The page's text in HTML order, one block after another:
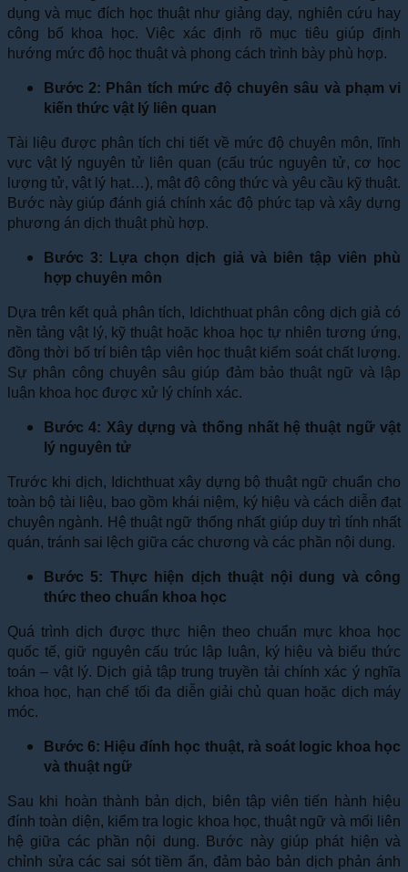
dụng và mục đích học thuật như giảng dạy, nghiên cứu hay
công bố khoa học. Việc xác định rõ mục tiêu giúp định
hướng mức độ học thuật và phong cách trình bày phù hợp.
Bước 2: Phân tích mức độ chuyên sâu và phạm vi
kiến thức vật lý liên quan
Tài liệu được phân tích chi tiết về mức độ chuyên môn, lĩnh
vực vật lý nguyên tử liên quan (cấu trúc nguyên tử, cơ học
lượng tử, vật lý hạt…), mật độ công thức và yêu cầu kỹ thuật.
Bước này giúp đánh giá chính xác độ phức tạp và xây dựng
phương án dịch thuật phù hợp.
Bước 3: Lựa chọn dịch giả và biên tập viên phù
hợp chuyên môn
Dựa trên kết quả phân tích, Idichthuat phân công dịch giả có
nền tảng vật lý, kỹ thuật hoặc khoa học tự nhiên tương ứng,
đồng thời bố trí biên tập viên học thuật kiểm soát chất lượng.
Sự phân công chuyên sâu giúp đảm bảo thuật ngữ và lập
luận khoa học được xử lý chính xác.
Bước 4: Xây dựng và thống nhất hệ thuật ngữ vật
lý nguyên tử
Trước khi dịch, Idichthuat xây dựng bộ thuật ngữ chuẩn cho
toàn bộ tài liệu, bao gồm khái niệm, ký hiệu và cách diễn đạt
chuyên ngành. Hệ thuật ngữ thống nhất giúp duy trì tính nhất
quán, tránh sai lệch giữa các chương và các phần nội dung.
Bước 5: Thực hiện dịch thuật nội dung và công
thức theo chuẩn khoa học
Quá trình dịch được thực hiện theo chuẩn mực khoa học
quốc tế, giữ nguyên cấu trúc lập luận, ký hiệu và biểu thức
toán – vật lý. Dịch giả tập trung truyền tải chính xác ý nghĩa
khoa học, hạn chế tối đa diễn giải chủ quan hoặc dịch máy
móc.
Bước 6: Hiệu đính học thuật, rà soát logic khoa học
và thuật ngữ
Sau khi hoàn thành bản dịch, biên tập viên tiến hành hiệu
đính toàn diện, kiểm tra logic khoa học, thuật ngữ và mối liên
hệ giữa các phần nội dung. Bước này giúp phát hiện và
chỉnh sửa các sai sót tiềm ẩn, đảm bảo bản dịch phản ánh